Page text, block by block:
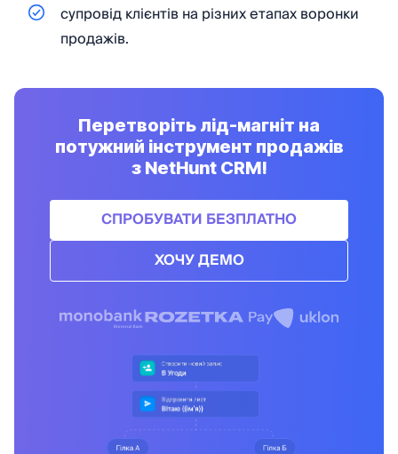
супровід клієнтів на різних етапах воронки
продажів.
Перетворіть лід-магніт на
потужний інструмент продажів
з NetHunt CRM!
СПРОБУВАТИ БЕЗПЛАТНО
ХОЧУ ДЕМО